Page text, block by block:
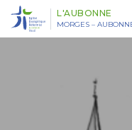
L'AUBONNE
MORGES –
Panneau de gestion